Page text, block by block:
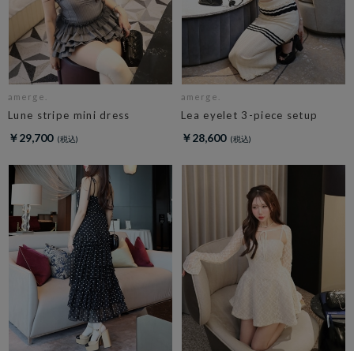
amerge.
Lune stripe mini dress
￥29,700
amerge.
Lea eyelet 3-piece setup
￥28,600